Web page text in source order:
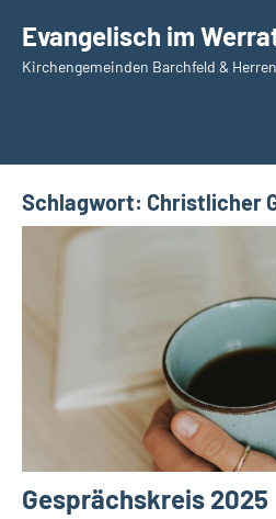
Inhalt
springen
Evangelisch im
Kirchengemeinden Barchfeld &
Schlagwort: Christlicher
Gesprächskreis 2025